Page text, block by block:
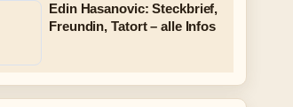
Edin Hasanovic: Steckbrief,
Freundin, Tatort – alle Infos